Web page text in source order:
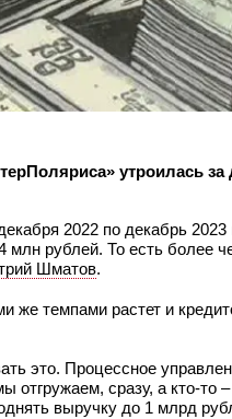
утроилась за
2022 по декабрь
млн рублей. То есть более
Шматов.
же темпами растет и
это. Процессное
отгружаем, сразу, а кто-
выручку до 1 млрд